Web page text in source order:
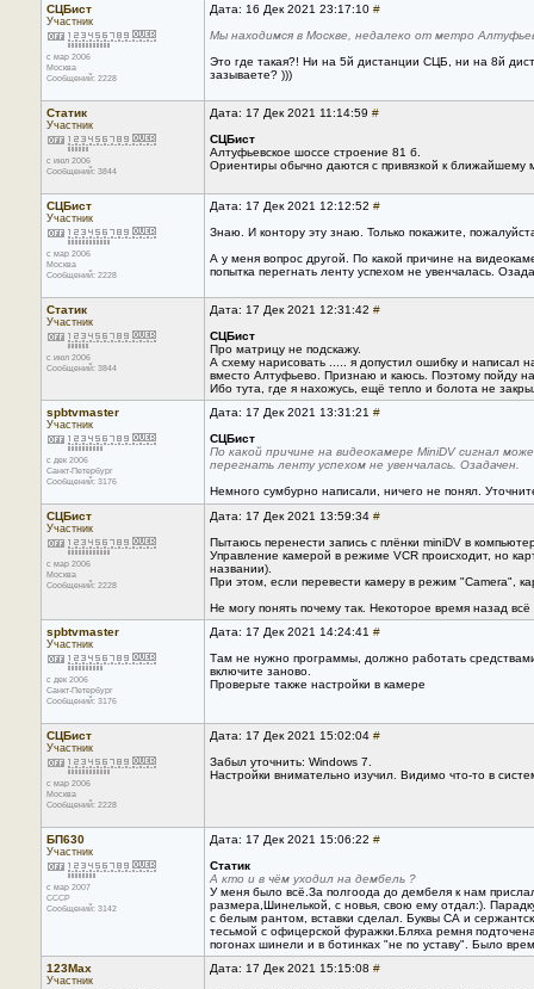
СЦБист
Участник
с мар 2006
Москва
Сообщений: 2228
Дата: 16 Дек 2021 23:17:10 #
Мы находимся в Москве, недалеко от метро
Это где такая?! Ни на 5й дистанции СЦБ, ни на 8й
зазываете? )))
Статик
Участник
с июл 2006
Сообщений: 3844
Дата: 17 Дек 2021 11:14:59 #
СЦБист
Алтуфьевское шоссе строение 81 б.
Ориентиры обычно даются с привязкой к ближайшему
СЦБист
Участник
с мар 2006
Москва
Сообщений: 2228
Дата: 17 Дек 2021 12:12:52 #
Знаю. И контору эту знаю. Только покажите,
А у меня вопрос другой. По какой причине на
попытка перегнать ленту успехом не увенчалась.
Статик
Участник
с июл 2006
Сообщений: 3844
Дата: 17 Дек 2021 12:31:42 #
СЦБист
Про матрицу не подскажу.
А схему нарисовать ..... я допустил ошибку и написал
вместо Алтуфьево. Признаю и каюсь. Поэтому пойду
Ибо тута, где я нахожусь, ещё тепло и болота не
spbtvmaster
Участник
с дек 2006
Санкт-Петербург
Сообщений: 3176
Дата: 17 Дек 2021 13:31:21 #
СЦБист
По какой причине на видеокамере MiniDV сигнал
перегнать ленту успехом не увенчалась. Озадачен.
Немного сумбурно написали, ничего не понял.
СЦБист
Участник
с мар 2006
Москва
Сообщений: 2228
Дата: 17 Дек 2021 13:59:34 #
Пытаюсь перенести запись с плёнки miniDV в
Управление камерой в режиме VCR происходит, но
названии).
При этом, если перевести камеру в режим "Camera",
Не могу понять почему так. Некоторое время назад
spbtvmaster
Участник
с дек 2006
Санкт-Петербург
Сообщений: 3176
Дата: 17 Дек 2021 14:24:41 #
Там не нужно программы, должно работать
включите заново.
Проверьте также настройки в камере
СЦБист
Участник
с мар 2006
Москва
Сообщений: 2228
Дата: 17 Дек 2021 15:02:04 #
Забыл уточнить: Windows 7.
Настройки внимательно изучил. Видимо что-то в
БП630
Участник
с мар 2007
CCCP
Сообщений: 3142
Дата: 17 Дек 2021 15:06:22 #
Статик
А кто и в чём уходил на дембель ?
У меня было всё.За полгоода до дембеля к нам
размера,Шинелькой, с новья, свою ему отдал:).
с белым рантом, вставки сделал. Буквы СА и
тесьмой с офицерской фуражки.Бляха ремня
погонах шинели и в ботинках "не по уставу". Было
123Max
Участник
Дата: 17 Дек 2021 15:15:08 #